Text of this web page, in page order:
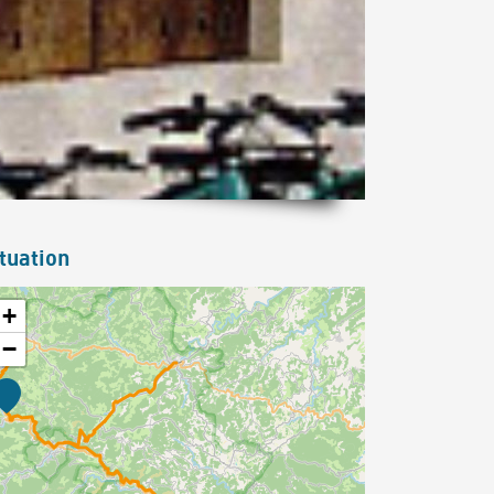
+
−